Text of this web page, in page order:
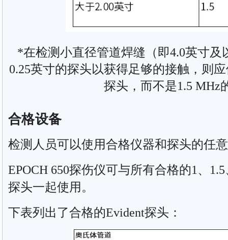
*在检测小直径管道焊缝（即4.0英寸及
0.25英寸的探头以获得足够的接触，则
探头，而不是1.5 MHz
合格设备
检测人员可以使用合格仪器和探头的任
EPOCH 650探伤仪可与所有合格的1、
探头一起使用。
下表列出了合格的Evident探头：